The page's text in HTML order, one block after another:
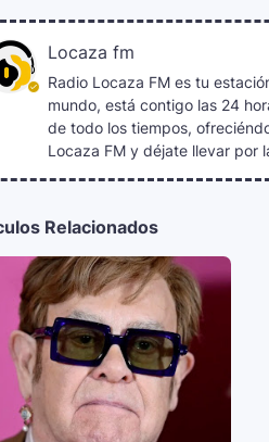
Locaza fm
Radio Locaza FM es tu
mundo, está contigo las 24
de todo los tiempos,
Locaza FM y déjate llevar por
Relacionados